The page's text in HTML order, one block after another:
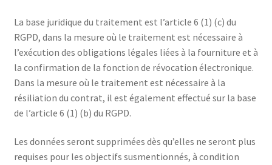
La base juridique du traitement est l’article 6 (1) (c) du
RGPD, dans la mesure où le traitement est nécessaire à
l’exécution des obligations légales liées à la fourniture et à
la confirmation de la fonction de révocation électronique.
Dans la mesure où le traitement est nécessaire à la
résiliation du contrat, il est également effectué sur la base
de l’article 6 (1) (b) du RGPD.
Les données seront supprimées dès qu’elles ne seront plus
requises pour les objectifs susmentionnés, à condition